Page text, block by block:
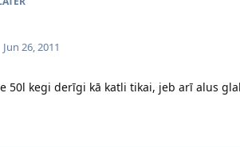
Jun 26, 2011
50l kegi derīgi kā katli tikai, jeb arī alus